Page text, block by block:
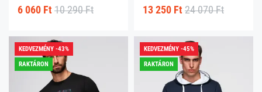
6 060 Ft 10 290 Ft 13 250 Ft 24 070 Ft
KEDVEZMÉNY -43%
RAKTÁRON
KEDVEZMÉNY -45%
RAKTÁRON